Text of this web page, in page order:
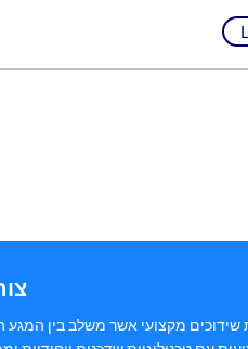
שידוכים מקצועי אשר משלב בין המגע